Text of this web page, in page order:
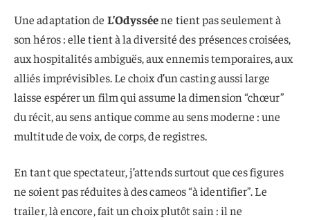
Une adaptation de L’Odysséene tient pas seulement à
son héros : elle tient à la diversité des présences croisées,
aux hospitalités ambiguës, aux ennemis temporaires, aux
alliés imprévisibles. Le choix d’un casting aussi large
laisse espérer un film qui assume la dimension “chœur”
du récit, au sens antique comme au sens moderne : une
multitude de voix, de corps, de registres.
En tant que spectateur, j’attends surtout que ces figures
ne soient pas réduites à des cameos “à identifier”. Le
trailer, là encore, fait un choix plutôt sain : il ne